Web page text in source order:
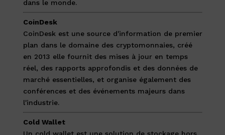
dans le monde.
CoinDesk
CoinDesk est une source d'information de premier
plan dans le domaine des cryptomonnaies, créé
en 2013 elle fournit des mises à jour en temps
réel, des rapports approfondis et des données de
marché essentielles, et organise également des
conférences et des événements majeurs dans
l'industrie.
Cold Wallet